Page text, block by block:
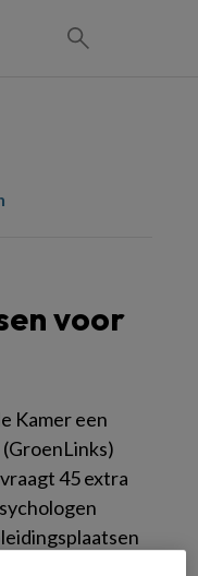
voor
Kamer een
45 extra